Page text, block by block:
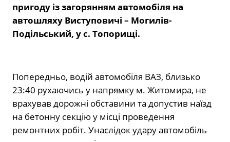
пригоду із загорянням автомобіля на
автошляху Виступовичі – Могилів-
Подільський, у с. Топорищі.
Попередньо, водій автомобіля ВАЗ, близько
23:40 рухаючись у напрямку м. Житомира, не
врахував дорожні обставини та допустив наїзд
на бетонну секцію у місці проведення
ремонтних робіт. Унаслідок удару автомобіль